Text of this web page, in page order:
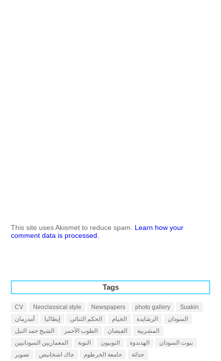
This site uses Akismet to reduce spam. Learn how your
comment data is processed.
Tags
CV Neoclassical style Newspapers photo gallery
Suakin
أمدرمان
إيطاليا الحكم الثنائي الخيام الرشايدة
السودان
الشيخ حمد النيل
الطوب الأحمر الفيضان
المشربية
المعماريين السودانيين
النوبة النوبيون الهدندوة
بيوت السودان
تصوير
جاك اشخانيص جامعة الخرطوم
حداثة